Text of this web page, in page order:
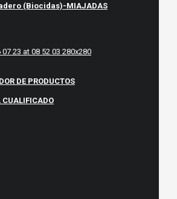
(Biocidas)-MIAJADAS
DE PRODUCTOS
CUALIFICADO